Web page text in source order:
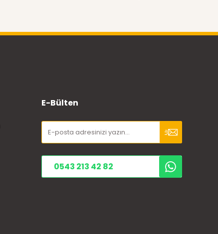
E-Bülten
0543 213 42 82